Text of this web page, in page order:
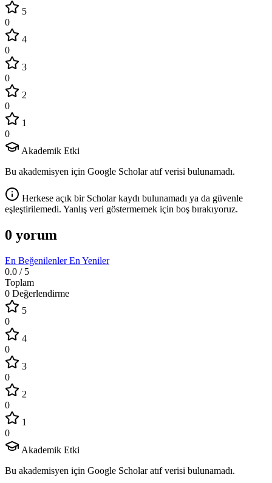
5
0
4
0
3
0
2
0
1
0
Akademik Etki
Bu akademisyen için Google Scholar atıf verisi bulunamadı.
Herkese açık bir Scholar kaydı bulunamadı ya da güvenle
eşleştirilemedi. Yanlış veri göstermemek için boş bırakıyoruz.
0 yorum
En BeğenilenlerEn Yeniler
0.0 / 5
Toplam
0 Değerlendirme
5
0
4
0
3
0
2
0
1
0
Akademik Etki
Bu akademisyen için Google Scholar atıf verisi bulunamadı.